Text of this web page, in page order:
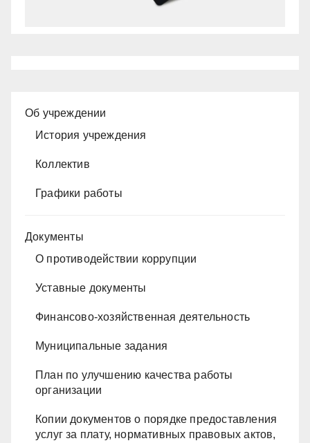
Об учреждении
История учреждения
Коллектив
Графики работы
Документы
О противодействии коррупции
Уставные документы
Финансово-хозяйственная деятельность
Муниципальные задания
План по улучшению качества работы
организации
Копии документов о порядке предоставления
услуг за плату, нормативных правовых актов,